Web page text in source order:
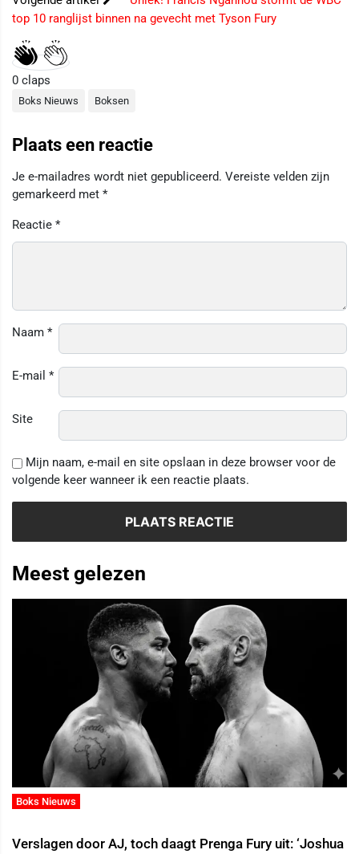
top 10 ranglijst binnen na gevecht met Tyson Fury
0 claps
Boks Nieuws Boksen
Plaats een reactie
Je e-mailadres wordt niet gepubliceerd. Vereiste velden zijn
gemarkeerd met *
Reactie *
Naam *
E-mail *
Site
Mijn naam, e-mail en site opslaan in deze browser voor de
volgende keer wanneer ik een reactie plaats.
Meest gelezen
Boks Nieuws
Verslagen door AJ, toch daagt Prenga Fury uit: ‘Joshua